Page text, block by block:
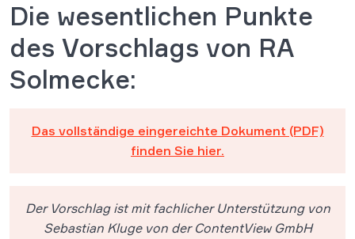
Die wesentlichen Punkte
des Vorschlags von RA
Solmecke:
Das vollständige eingereichte Dokument (PDF)
finden Sie hier.
Der Vorschlag ist mit fachlicher Unterstützung von
Sebastian Kluge von der ContentView GmbH